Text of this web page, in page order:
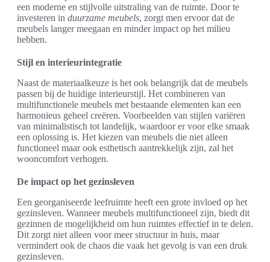
een moderne en stijlvolle uitstraling van de ruimte. Door te
investeren in duurzame meubels, zorgt men ervoor dat de
meubels langer meegaan en minder impact op het milieu
hebben.
Stijl en interieurintegratie
Naast de materiaalkeuze is het ook belangrijk dat de meubels
passen bij de huidige interieurstijl. Het combineren van
multifunctionele meubels met bestaande elementen kan een
harmonieus geheel creëren. Voorbeelden van stijlen variëren
van minimalistisch tot landelijk, waardoor er voor elke smaak
een oplossing is. Het kiezen van meubels die niet alleen
functioneel maar ook esthetisch aantrekkelijk zijn, zal het
wooncomfort verhogen.
De impact op het gezinsleven
Een georganiseerde leefruimte heeft een grote invloed op het
gezinsleven. Wanneer meubels multifunctioneel zijn, biedt dit
gezinnen de mogelijkheid om hun ruimtes effectief in te delen.
Dit zorgt niet alleen voor meer structuur in huis, maar
vermindert ook de chaos die vaak het gevolg is van een druk
gezinsleven.